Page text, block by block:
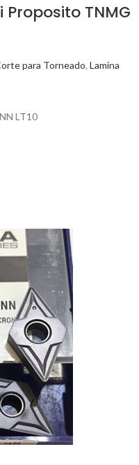
TNMG
para Torneado, Lamina
LT10